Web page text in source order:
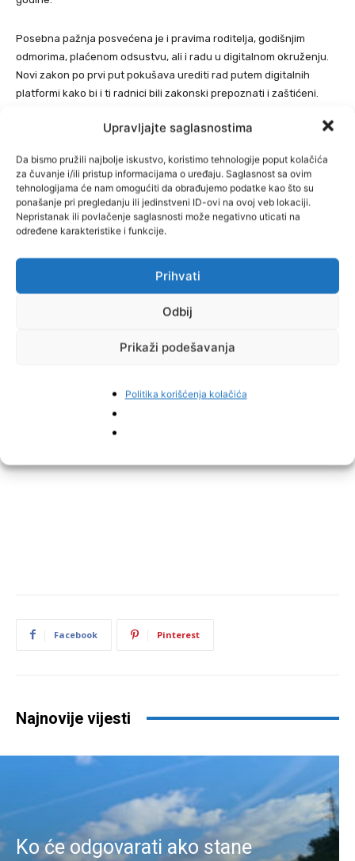
Upravljajte saglasnostima
Da bismo pružili najbolje iskustvo, koristimo tehnologije poput kolačića
za čuvanje i/ili pristup informacijama o uređaju. Saglasnost sa ovim
tehnologijama će nam omogućiti da obrađujemo podatke kao što su
ponašanje pri pregledanju ili jedinstveni ID-ovi na ovoj veb lokaciji.
Nepristanak ili povlačenje saglasnosti može negativno uticati na
određene karakteristike i funkcije.
Prihvati
Odbij
Prikaži podešavanja
Politika korišćenja kolačića
Posebna pažnja posvećena je i pravima roditelja, godišnjim
odmorima, plaćenom odsustvu, ali i radu u digitalnom okruženju.
Novi zakon po prvi put pokušava urediti rad putem digitalnih
platformi kako bi i ti radnici bili zakonski prepoznati i zaštićeni.
Iz Ministarstva navode i da će biti pojačan inspekcijski nadzor, kao
omogućavali rad u sivoj zoni, piše
RTV Slon.
Facebook Pinterest
Najnovije vijesti
Ko će odgovarati ako stane